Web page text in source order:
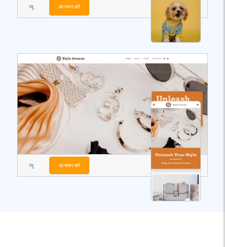
व्यू का चयन करें
व्यू का चयन करें